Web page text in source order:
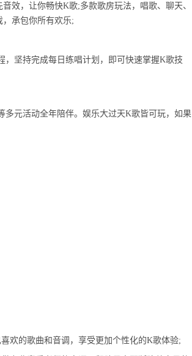
效，让你畅快K歌;多款歌房玩法，唱歌、聊天、
承包你所有欢乐;
坚持完成每日练唱计划，即可快速掌握K歌技
多元活动全年陪伴。娱乐大过天K歌皆可玩，如果
欢的歌曲和音调，享受更加个性化的K歌体验;